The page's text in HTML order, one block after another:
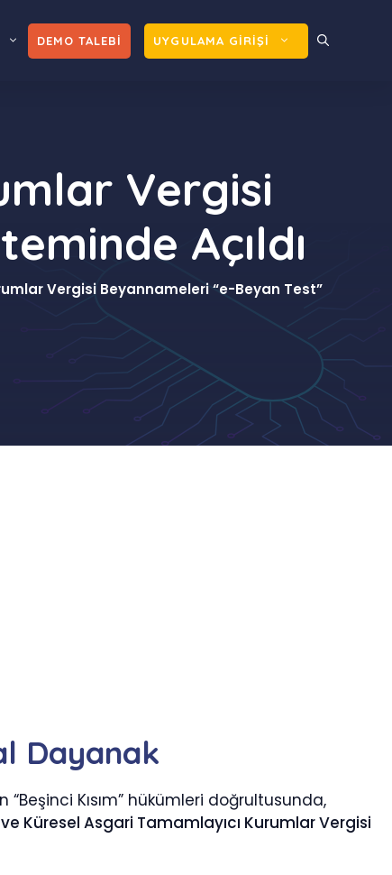
DEMO TALEBİ UYGULAMA GİRİŞİ
Vergisi
Açıldı
Vergisi Beyannameleri “e-Beyan Test”
Dayanak
“Beşinci Kısım” hükümleri doğrultusunda,
Küresel Asgari Tamamlayıcı Kurumlar Vergisi